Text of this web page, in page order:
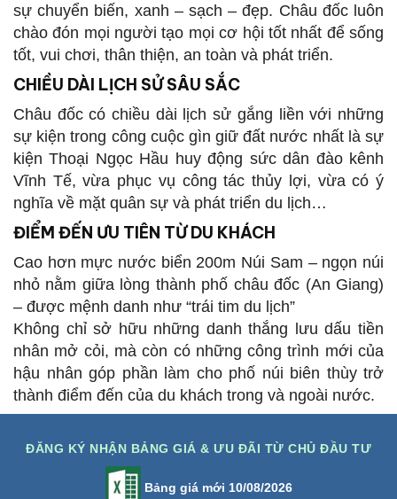
sự chuyển biến, xanh – sạch – đẹp. Châu đốc luôn
chào đón mọi người tạo mọi cơ hội tốt nhất để sống
tốt, vui chơi, thân thiện, an toàn và phát triển.
CHIỀU DÀI LỊCH SỬ SÂU SẮC
Châu đốc có chiều dài lịch sử gắng liền với những
sự kiện trong công cuộc gìn giữ đất nước nhất là sự
kiện Thoại Ngọc Hầu huy động sức dân đào kênh
Vĩnh Tế, vừa phục vụ công tác thủy lợi, vừa có ý
nghĩa về mặt quân sự và phát triển du lịch…
ĐIỂM ĐẾN ƯU TIÊN TỪ DU KHÁCH
Cao hơn mực nước biển 200m Núi Sam – ngọn núi
nhỏ nằm giữa lòng thành phố châu đốc (An Giang)
– được mệnh danh như “trái tim du lịch”
Không chỉ sở hữu những danh thắng lưu dấu tiền
nhân mở cỏi, mà còn có những công trình mới của
hậu nhân góp phần làm cho phố núi biên thùy trở
thành điểm đến của du khách trong và ngoài nước.
ĐĂNG KÝ NHẬN BẢNG GIÁ & ƯU ĐÃI TỪ CHỦ ĐẦU TƯ
Bảng giá mới 10/08/2026